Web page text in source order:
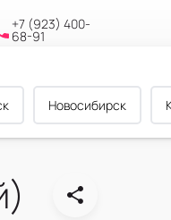
Новосибирск
+7 (923) 400-
68-91
Корзина